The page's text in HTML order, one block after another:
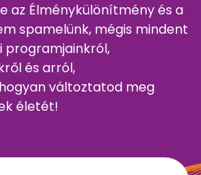
az Élménykülönítmény és a
spamelünk, mégis mindent
programjainkról,
és arról,
változtatod meg
életét!